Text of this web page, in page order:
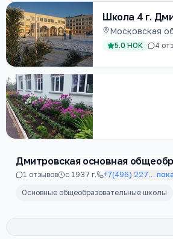
Каталог
Школа 4 г.
Московская
5.0 НОК 4
Дмитровская основная
1 отзывов с 1937 г. +7(496) 227…
Основные общеобразовательные школы